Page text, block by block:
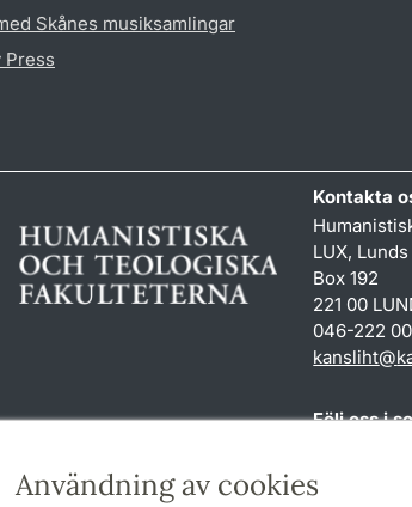
Användning av cookies
Skånes musiksamlingar
Press
Kontakta
LUX,
Box 192
221 00
046-222
kansliht@
Följ oss i